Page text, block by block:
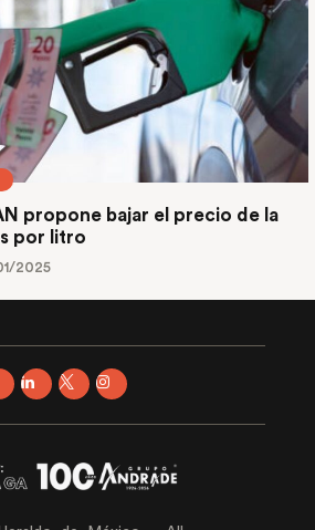
propone bajar el precio de la
por litro
2025